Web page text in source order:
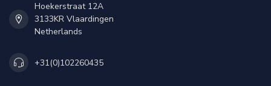
Hoekerstraat 12A
3133KR Vlaardingen
Netherlands
+31(0)102260435